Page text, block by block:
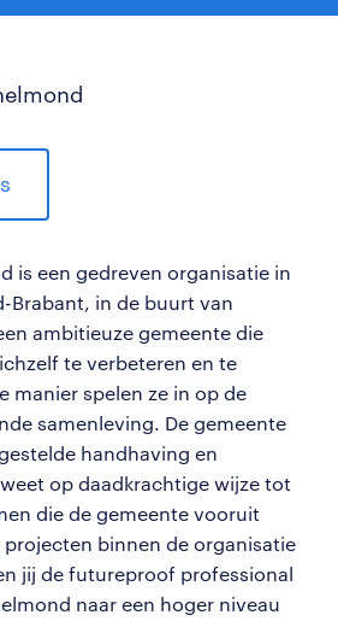
is een gedreven organisatie in
Brabant, in de buurt van
ambitieuze gemeente die
te verbeteren en te
manier spelen ze in op de
samenleving. De gemeente
handhaving en
op daadkrachtige wijze tot
die de gemeente vooruit
binnen de organisatie
jij de futureproof professional
naar een hoger niveau